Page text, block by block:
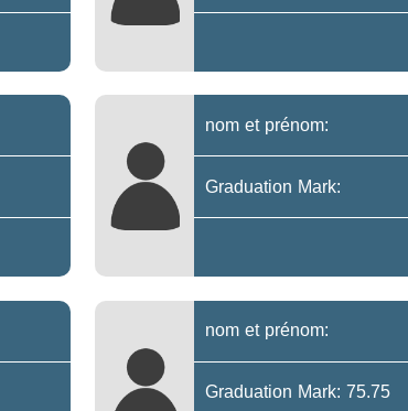
nom et prénom:
Graduation Mark:
nom et prénom:
Graduation Mark: 75.75